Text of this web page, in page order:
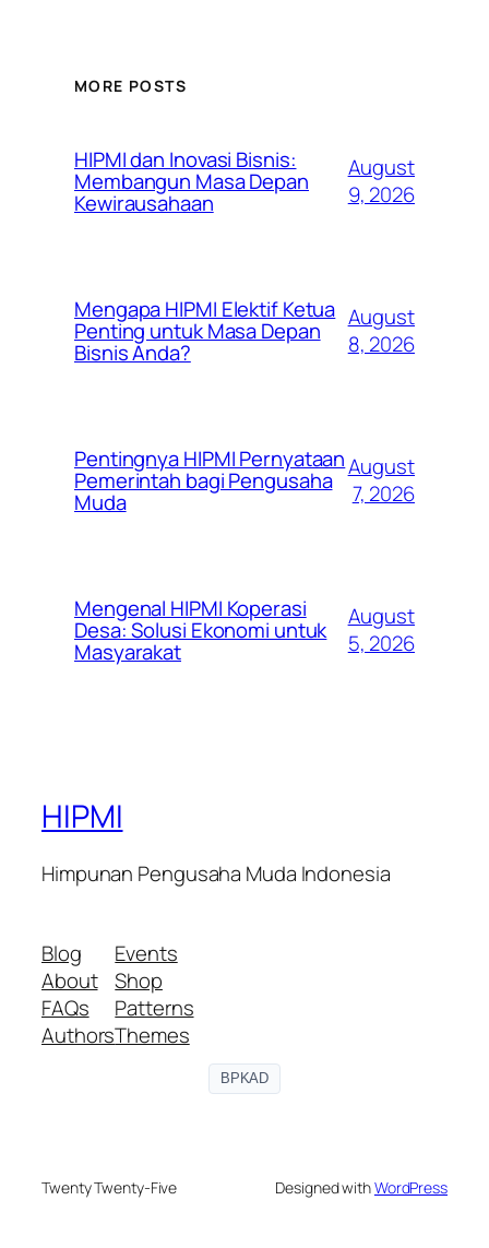
MORE POSTS
HIPMI dan Inovasi Bisnis:
Membangun Masa Depan
Kewirausahaan
August
9, 2026
Mengapa HIPMI Elektif Ketua
Penting untuk Masa Depan
Bisnis Anda?
August
8, 2026
Pentingnya HIPMI Pernyataan
Pemerintah bagi Pengusaha
Muda
August
7, 2026
Mengenal HIPMI Koperasi
Desa: Solusi Ekonomi untuk
Masyarakat
August
5, 2026
HIPMI
Himpunan Pengusaha Muda Indonesia
Blog
About
FAQs
Authors
Events
Shop
Patterns
Themes
BPKAD
Twenty Twenty-Five Designed withWordPress